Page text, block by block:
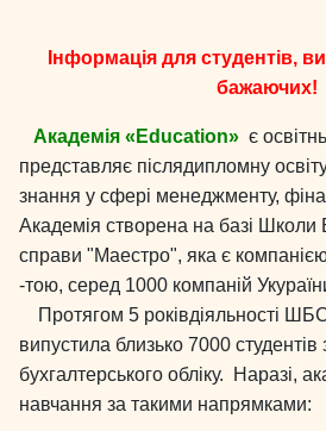
Інформація для студентів,
бажаючих!
Академія «Education» є
представляє післядипломну
знання у сфері менеджменту,
Академія створена на базі Школи
справи "Маестро", яка є
-тою, серед 1000 компаній
Протягом 5 роківдіяльності
випустила близько 7000
бухгалтерського обліку. Наразі,
навчання за такими напрямками: